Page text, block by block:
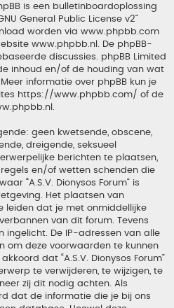
is een bulletinboardoplossing
General Public License v2”
worden via www.phpbb.com
www.phpbb.nl . De phpBB-
discussies. phpBB Limited
inhoud en/of de houding van wat
informatie over phpBB kun je
https://www.phpbb.com/ of de
geen kwetsende, obscene,
dreigende, seksueel
berichten te plaatsen,
en/of wetten schenden die
“A.S.V. Dionysos Forum” is
Het plaatsen van
leiden dat je met onmiddellijke
van dit forum. Tevens
ingelicht. De IP-adressen van alle
om deze voorwaarden te kunnen
dat “A.S.V. Dionysos Forum”
te verwijderen, te wijzigen, te
zij dit nodig achten. Als
dat de informatie die je bij ons